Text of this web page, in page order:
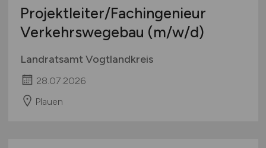
Projektleiter/Fachingenieur
Verkehrswegebau (m/w/d)
Landratsamt Vogtlandkreis
28.07.2026
Plauen